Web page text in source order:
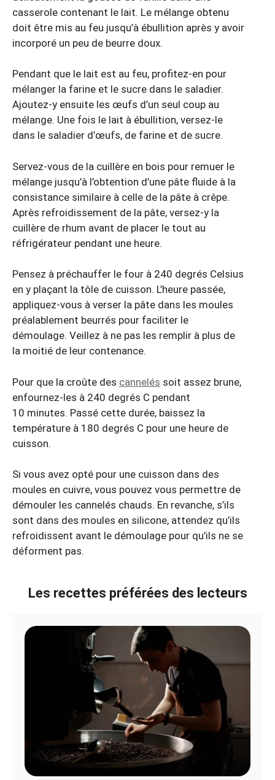
casserole contenant le lait. Le mélange obtenu
doit être mis au feu jusqu’à ébullition après y avoir
incorporé un peu de beurre doux.
Pendant que le lait est au feu, profitez-en pour
mélanger la farine et le sucre dans le saladier.
Ajoutez-y ensuite les œufs d’un seul coup au
mélange. Une fois le lait à ébullition, versez-le
dans le saladier d’œufs, de farine et de sucre.
Servez-vous de la cuillère en bois pour remuer le
mélange jusqu’à l’obtention d’une pâte fluide à la
consistance similaire à celle de la pâte à crêpe.
Après refroidissement de la pâte, versez-y la
cuillère de rhum avant de placer le tout au
réfrigérateur pendant une heure.
Pensez à préchauffer le four à 240 degrés Celsius
en y plaçant la tôle de cuisson. L’heure passée,
appliquez-vous à verser la pâte dans les moules
préalablement beurrés pour faciliter le
démoulage. Veillez à ne pas les remplir à plus de
la moitié de leur contenance.
Pour que la croûte des cannelés soit assez brune,
enfournez-les à 240 degrés C pendant
10 minutes. Passé cette durée, baissez la
température à 180 degrés C pour une heure de
cuisson.
Si vous avez opté pour une cuisson dans des
moules en cuivre, vous pouvez vous permettre de
démouler les cannelés chauds. En revanche, s’ils
sont dans des moules en silicone, attendez qu’ils
refroidissent avant le démoulage pour qu’ils ne se
déforment pas.
Les recettes préférées des lecteurs